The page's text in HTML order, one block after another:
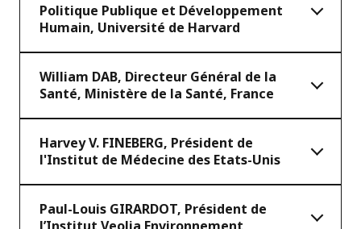
Politique Publique et Développement
Humain, Université de Harvard
William DAB, Directeur Général de la
Santé, Ministère de la Santé, France
Harvey V. FINEBERG, Président de
l'Institut de Médecine des Etats-Unis
Paul-Louis GIRARDOT, Président de